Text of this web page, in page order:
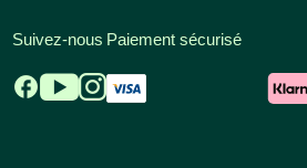
Suivez-nous Paiement sécurisé